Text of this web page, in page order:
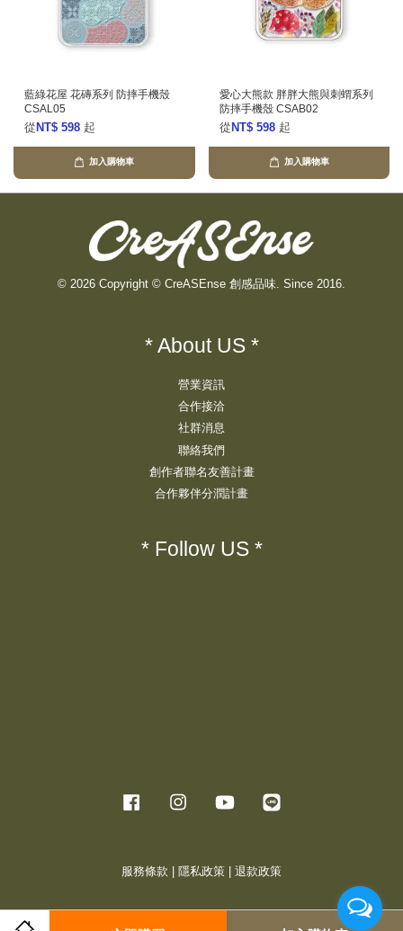
藍綠花屋 花磚系列 防摔手機殼
CSAL05
從 NT$ 598 起
加入購物車
愛心大熊款 胖胖大熊與刺蝟系列
防摔手機殼 CSAB02
從 NT$ 598 起
加入購物車
© 2026 Copyright © CreASEnse 創感品味. Since 2016.
* About US *
營業資訊
合作接洽
社群消息
聯絡我們
創作者聯名友善計畫
合作夥伴分潤計畫
* Follow US *
Facebook Instagram YouTube
服務條款 隱私政策 退款政策